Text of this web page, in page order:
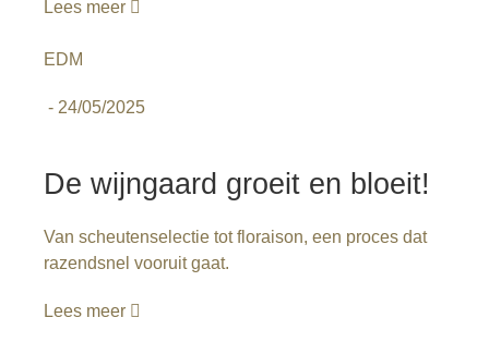
Lees meer
EDM
- 24/05/2025
De wijngaard groeit en bloeit!
Van scheutenselectie tot floraison, een proces dat
razendsnel vooruit gaat.
Lees meer